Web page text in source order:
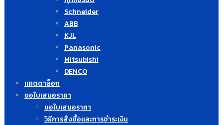
Schneider
ABB
KJL
Panasonic
Mitsubishi
DENCO
แคตตาล็อก
ขอใบเสนอราคา
ขอใบเสนอราคา
วิธีการสั่งซื้อและการชำระเงิน